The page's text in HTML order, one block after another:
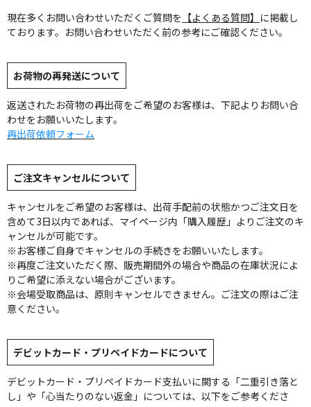
現在多くお問い合わせいただくご質問を 【よくある質問】 に掲載し
ております。お問い合わせいただく前の参考にご確認ください。
お荷物の再発送について
返送されたお荷物の再出荷をご希望のお客様は、下記よりお問い合
わせをお願いいたします。
再出荷依頼フォーム
ご注文キャンセルについて
キャンセルをご希望のお客様は、出荷手配前の状態かつご注文日を
含めて3日以内であれば、マイページ内「購入履歴」よりご注文のキ
ャンセルが可能です。
※お客様ご自身でキャンセルの手続きをお願いいたします。
※再度ご注文いただく際、販売期間外の場合や商品の在庫状況によ
りご希望に添えない場合がございます。
※会場受取商品は、原則キャンセルできません。ご注文の際はご注
意ください。
デビットカード・プリペイドカードについて
デビットカード・プリペイドカード支払いに関する「二重引き落と
し」や「心当たりのない返金」については、以下をご参考くださ